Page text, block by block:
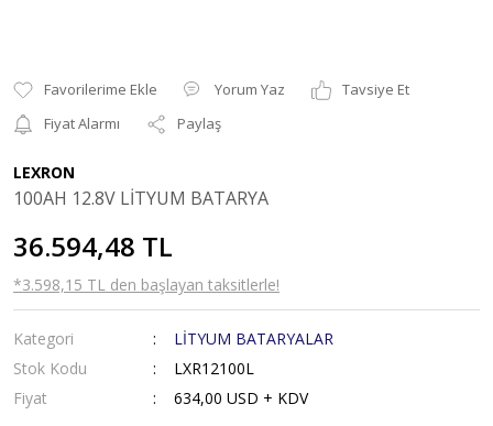
Yorum Yaz
Tavsiye Et
Fiyat Alarmı
Paylaş
LEXRON
100AH 12.8V LİTYUM BATARYA
36.594,48 TL
*3.598,15 TL den başlayan taksitlerle!
Kategori
LİTYUM BATARYALAR
Stok Kodu
LXR12100L
Fiyat
634,00 USD + KDV